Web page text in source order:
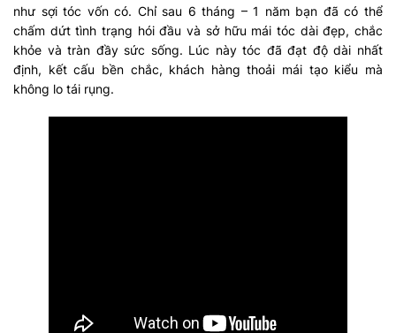
như sợi tóc vốn có. Chỉ sau 6 tháng – 1 năm bạn đã có thể
chấm dứt tình trạng hói đầu và sở hữu mái tóc dài đẹp, chắc
khỏe và tràn đầy sức sống. Lúc này tóc đã đạt độ dài nhất
định, kết cấu bền chắc, khách hàng thoải mái tạo kiểu mà
không lo tái rụng.